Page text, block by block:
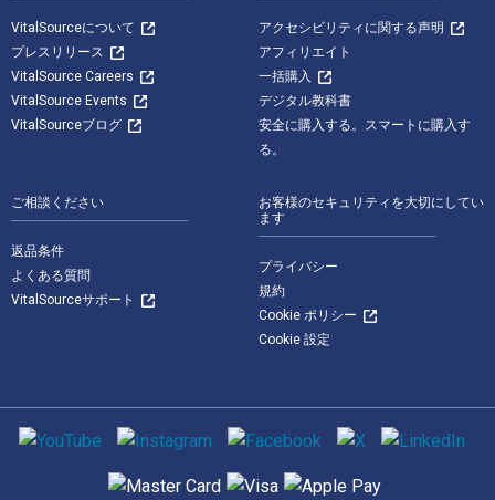
VitalSourceについて
プレスリリース
VitalSource Careers
VitalSource Events
VitalSourceブログ
アクセシビリティに関する声明
アフィリエイト
一括購入
デジタル教科書
安全に購入する。スマートに購入す
る。
ご相談ください
返品条件
よくある質問
VitalSourceサポート
お客様のセキュリティを大切にしてい
ます
プライバシー
規約
Cookie ポリシー
Cookie 設定
ソーシャルメディア
サポートされている支払い方法